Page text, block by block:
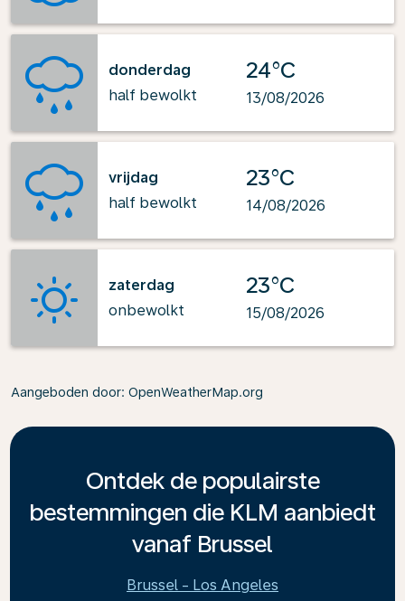
donderdag
half bewolkt
24°C
13/08/2026
vrijdag
half bewolkt
23°C
14/08/2026
zaterdag
onbewolkt
23°C
15/08/2026
Aangeboden door: OpenWeatherMap.org
Ontdek de populairste
bestemmingen die KLM aanbiedt
vanaf Brussel
Brussel - Los Angeles